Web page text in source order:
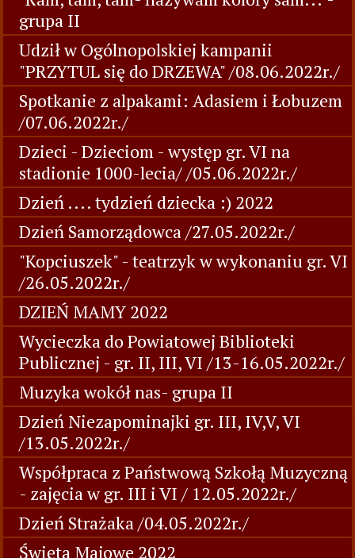
grupa II
Udził w Ogólnopolskiej kampanii
"PRZYTUL się do DRZEWA" /08.06.2022r./
Spotkanie z alpakami: Adasiem i Łobuzem
/07.06.2022r./
Dzieci - Dzieciom - występ gr. VI na
stadionie 1000-lecia/ /05.06.2022r./
Dzień .... tydzień dziecka :) 2022
Dzień Samorządowca /27.05.2022r./
"Kopciuszek" - teatrzyk w wykonaniu gr. VI
/26.05.2022r./
DZIEŃ MAMY 2022
Wycieczka do Powiatowej Biblioteki
Publicznej - gr. II, III, VI /13-16.05.2022r./
Muzyka wokół nas- grupa II
Dzień Niezapominajki gr. III, IV,V, VI
/13.05.2022r./
Współpraca z Państwową Szkołą Muzyczną
- zajęcia w gr. III i VI / 12.05.2022r./
Dzień Strażaka /04.05.2022r./
Święta Majowe 2022